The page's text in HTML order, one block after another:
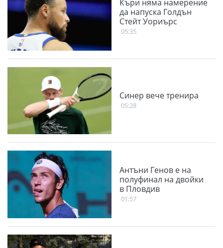
Къри няма намерение
да напуска Голдън
Стейт Уориърс
05:35
Синер вече тренира
05:28
Антъни Генов е на
полуфинал на двойки
в Пловдив
01:57